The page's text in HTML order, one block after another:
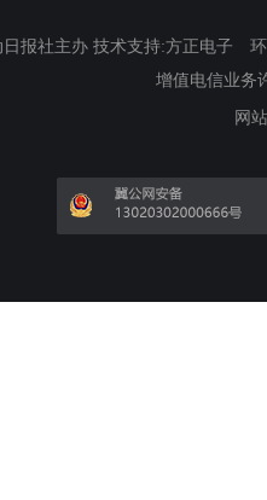
报社主办 技术支持:方正电子
增值电信业务
网